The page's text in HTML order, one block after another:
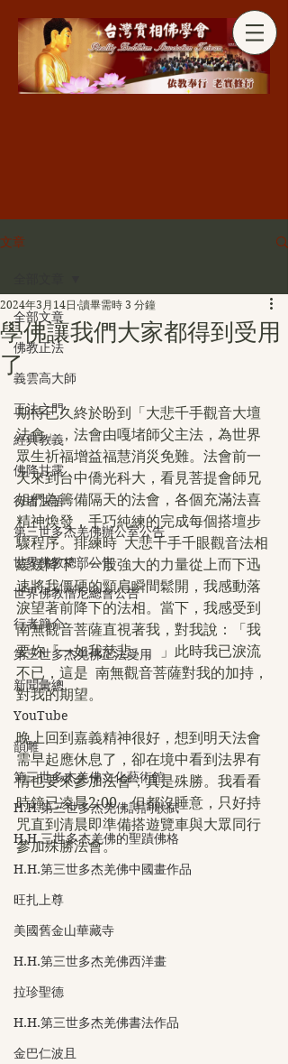
分享
文章
全部文章
佛教正法
義雲高大師
正法之門
經典教義
佛降甘露
行者法語
第三世多杰羌佛辦公室公告
世界佛教總部公告
世界佛教僧尼總會公告
行者簡介
第三世多杰羌佛正法受用
新聞彙總
YouTube
韻雕
第三世多杰羌佛文化藝術館
H.H.第三世多杰羌佛詩詞歌賦
H.H.三世多杰羌佛的聖蹟佛格
H.H.第三世多杰羌佛中國畫作品
旺扎上尊
美國舊金山華藏寺
H.H.第三世多杰羌佛西洋畫
拉珍聖德
H.H.第三世多杰羌佛書法作品
金巴仁波且
學佛讓我們大家都得到受用
了
2024年3月14日 讀畢需時 3 分鐘
期待已久終於盼到「大悲千手觀音大壇
法會」，法會由嘎堵師父主法，為世界
眾生祈福增益福慧消災免難。法會前一
天來到台中僑光科大，看見菩提會師兄
姐們為籌備隔天的法會，各個充滿法喜
精神煥發，手巧純練的完成每個搭壇步
驟程序。排練時  大悲千手千眼觀音法相
緩緩降下，一股強大的力量從上而下迅
速將我僵硬的頸肩瞬間鬆開，我感動落
淚望著前降下的法相。當下，我感受到
南無觀音菩薩直視著我，對我說：「我
要妳『一如我慈悲』。」此時我已淚流
不已，這是  南無觀音菩薩對我的加持，
對我的期望。
晚上回到嘉義精神很好，想到明天法會
需早起應休息了，卻在境中看到法界有
情也要來參加法會，真是殊勝。我看看
時鐘已凌晨2:00，但都沒睡意，只好持
咒直到清晨即準備搭遊覽車與大眾同行
參加殊勝法會。